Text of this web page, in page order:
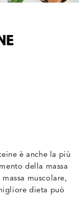
è anche la più
della massa
muscolare,
dieta può